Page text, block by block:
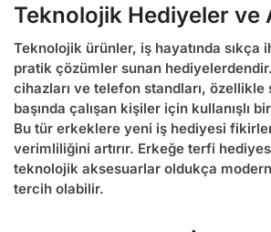
Teknolojik Hediyeler ve
Teknolojik ürünler, iş hayatında sıkça
pratik çözümler sunan
cihazları ve telefon standları, özellikle
başında çalışan kişiler için kullanışlı
Bu tür erkeklere yeni iş hediyesi
verimliliğini artırır. Erkeğe terfi
teknolojik aksesuarlar oldukça
tercih olabilir.